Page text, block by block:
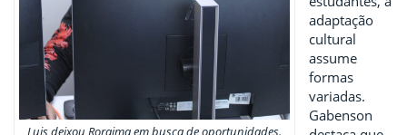
Luis deixou Roraima em busca de oportunidades.
adaptação
cultural
assume
formas
variadas.
Gabenson